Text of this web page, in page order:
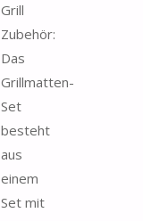
Grill
Zubehör:
Das
Grillmatten-
Set
besteht
aus
einem
Set mit